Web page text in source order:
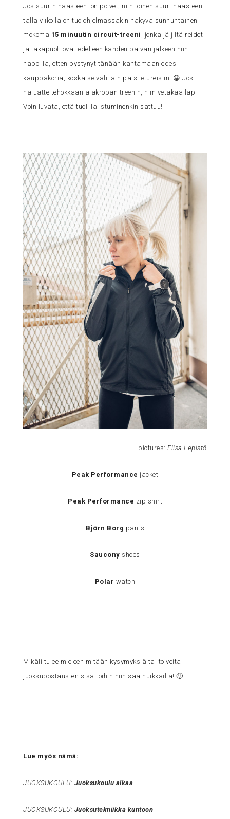
Jos suurin haasteeni on polvet, niin toinen suuri haasteeni
tällä viikolla on tuo ohjelmassakin näkyvä sunnuntainen
mokoma 15 minuutin circuit-treeni , jonka jäljiltä reidet
ja takapuoli ovat edelleen kahden päivän jälkeen niin
hapoilla, etten pystynyt tänään kantamaan edes
kauppakoria, koska se välillä hipaisi etureisiini 😀 Jos
haluatte tehokkaan alakropan treenin, niin vetäkää läpi!
Voin luvata, että tuolilla istuminenkin sattuu!
pictures:Elisa Lepistö
Peak Performance jacket
Peak Performance zip shirt
Björn Borg pants
Saucony shoes
Polar watch
Mikäli tulee mieleen mitään kysymyksiä tai toiveita
juoksupostausten sisältöihin niin saa huikkailla! 🙂
Lue myös nämä:
JUOKSUKOULU: Juoksukoulu alkaa
JUOKSUKOULU: Juoksutekniikka kuntoon